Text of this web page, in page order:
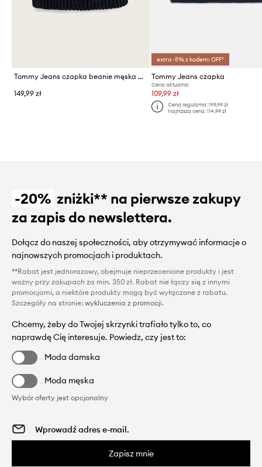
Tommy Jeans czapka beanie męska bawełniana
149,99 zł
extra -5% z kodem: OFF*
Tommy Jeans czapka
Cena aktualna:
109,99 zł
Cena regularna: 199,99 zł
Najniższa cena: 114,99 zł
-20% zniżki** na pierwsze zakupy
za zapis do newslettera.
Dołącz do naszej społeczności, aby otrzymywać informacje o
najnowszych promocjach i produktach.
**Rabat jest jednorazowy, obejmuje nieprzecenione produkty i jest
ważny przy zakupach za min. 350 zł. Rabat nie łączy się z innymi
promocjami, a niektóre produkty mogą być wyłączone z rabatu.
Szczegóły na stronie: wykluczenia z promocji.
Chcemy, żeby do Twojej skrzynki trafiało tylko to, co
naprawdę Cię interesuje. Powiedz, czy jest to:
Moda damska
Moda męska
Wybór oferty jest opcjonalny
Zapisz mnie